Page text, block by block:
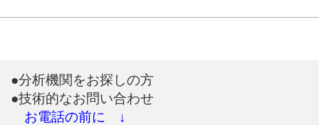
●分析機関をお探しの方
●技術的なお問い合わせ
お電話の前に ↓